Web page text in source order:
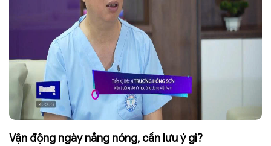
Vận động ngày nắng nóng, cần lưu ý gì?